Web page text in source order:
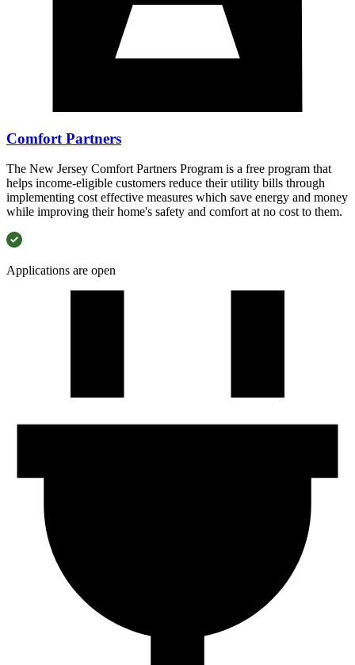
Comfort Partners​​​​‌ ‍ ​‍​‍‌‍ ‌ ​‍‌‍‍‌‌‍‌ ‌‍‍‌‌‍ ‍​‍​‍​ ‍‍​‍​‍‌ ​ ‌‍​‌‌‍ ‍‌‍‍‌‌ ‌​‌ ‍‌​‍ ‍‌‍‍‌‌‍ ​‍​‍​‍ ​​‍​‍‌‍‍​‌ ​‍‌‍‌‌‌‍‌‍​‍​‍​ ‍‍​‍​‍‌‍‍​‌ ‌​‌ ‌​‌ ​​​ ‍‍​‍ ​‍ ‌‍ ​‌‍ ‌‍​ ‌‍​‌‌‍ ​‌‍‍​‌‍ ‌ ​ ‌ ‌​​ ‍‍​ ​ ​ ​ ​ ​ ​ ​ ​‍ ‌‍‍‌‌‍ ‍‌ ‌​‌‍‌‌‌‍ ‍‌ ‌​​‍ ‌‍‌‌‌‍‌​‌‍‍‌‌ ‌​​‍ ‌‍ ‌‌‍ ‌‍‌​‌‍‌‌​ ‌‌ ​​‌ ​‍‌‍‌‌‌ ​ ‌‍‌‌‌‍ ‍‌ ‌​‌‍​‌‌ ‌​‌‍‍‌‌‍ ‌‍ ‍​ ‍ ‌‍‍‌‌‍‌​​ ‌​ ‌‍​ ‌‌‌‍‌​​ ‌‌​ ‌​​ ‌​​ ‍‌​ ‌ ​‍ ‌​ ​‍​ ​‌‌‍‌‌‌‍‌​​‍ ‌​ ‌​​ ​ ​ ​‍​ ‌​​‍ ‌‌‍​‌​ ​‌‌‍​ ‌‍​‌​‍ ‌‌‍​‍‌‍‌‍​ ​​‌‍​ ​ ‍​‌‍​ ‌‍​‌​ ‌‍‌‍‌‍​ ‌​‌‍​‍‌‍‌‌​ ‍ ‌ ‌​‌ ‍‌‌ ​​‌‍‌‌​ ‌‌ ​​‌ ​‍‌‍ ‌‍‌ ‌ ​‍‌‍​‌‌‍ ‌​ ‍ ‌ ​​‌‍​‌‌ ‌​‌‍‍​​ ‌‌ ‌​‌‍‍‌‌ ‌​‌‍ ​‌‍‌‌​ ‌‍​‍‌‍​‌‌ ​ ‌‍‌‌‌‌‌‌‌ ​‍‌‍ ​​ ‌‌‍‍​‌ ‌​‌ ‌​‌ ​​​‍‌‌​ ​ ‌​​‌​‍‌‌​ ​‍‌​‌‍​‍‌‌​ ​‍‌​‌‍‌‍ ​‌‍ ‌‍​ ‌‍​‌‌‍ ​‌‍‍​‌‍ ‌ ​ ‌ ‌​​‍‌‌​ ​ ‌​​‌​ ​ ​ ​ ​ ​ ​ ​ ​‍‌‍‌‍‍‌‌‍‌​​ ‌​ ‌‍​ ‌‌‌‍‌​​ ‌‌​ ‌​​ ‌​​ ‍‌​ ‌ ​‍ ‌​ ​‍​ ​‌‌‍‌‌‌‍‌​​‍ ‌​ ‌​​ ​ ​ ​‍​ ‌​​‍ ‌‌‍​‌​ ​‌‌‍​ ‌‍​‌​‍ ‌‌‍​‍‌‍‌‍​ ​​‌‍​ ​ ‍​‌‍​ ‌‍​‌​ ‌‍‌‍‌‍​ ‌​‌‍​‍‌‍‌‌​‍‌‍‌ ‌​‌ ‍‌‌ ​​‌‍‌‌​ ‌‌ ​​‌ ​‍‌‍ ‌‍‌ ‌ ​‍‌‍​‌‌‍ ‌​‍‌‍‌ ​​‌‍​‌‌ ‌​‌‍‍​​ ‌‌ ‌​‌‍‍‌‌ ‌​‌‍ ​‌‍‌‌​‍‌‍‌ ​​‌‍‌‌‌ ​‍‌ ​ ‌ ​​‌‍‌‌‌‍​ ‌ ‌​‌‍‍‌‌ ‌‍‌‍‌‌​ ‌‌ ​​‌ ‌‌‌‍​‍‌‍ ​‌‍‍‌‌ ​ ‌‍‍​‌‍‌‌‌‍‌​​‍​‍‌ ‌
The New Jersey Comfort Partners Program is a free program that
helps income-eligible customers reduce their utility bills through
implementing cost effective measures which save energy and money
while improving their home's safety and comfort at no cost to them.​​​​‌ ‍ ​‍​‍‌‍ ‌ ​‍‌‍‍‌‌‍‌ ‌‍‍‌‌‍ ‍​‍​‍​ ‍‍​‍​‍‌ ​ ‌‍​‌‌‍ ‍‌‍‍‌‌ ‌​‌ ‍‌​‍ ‍‌‍‍‌‌‍ ​‍​‍​‍ ​​‍​‍‌‍‍​‌ ​‍‌‍‌‌‌‍‌‍​‍​‍​ ‍‍​‍​‍‌‍‍​‌ ‌​‌ ‌​‌ ​​​ ‍‍​‍ ​‍ ‌‍ ​‌‍ ‌‍​ ‌‍​‌‌‍ ​‌‍‍​‌‍ ‌ ​ ‌ ‌​​ ‍‍​ ​ ​ ​ ​ ​ ​ ​ ​‍ ‌‍‍‌‌‍ ‍‌ ‌​‌‍‌‌‌‍ ‍‌ ‌​​‍ ‌‍‌‌‌‍‌​‌‍‍‌‌ ‌​​‍ ‌‍ ‌‌‍ ‌‍‌​‌‍‌‌​ ‌‌ ​​‌ ​‍‌‍‌‌‌ ​ ‌‍‌‌‌‍ ‍‌ ‌​‌‍​‌‌ ‌​‌‍‍‌‌‍ ‌‍ ‍​ ‍ ‌‍‍‌‌‍‌​​ ‌​ ‌‍​ ‌‌‌‍‌​​ ‌‌​ ‌​​ ‌​​ ‍‌​ ‌ ​‍ ‌​ ​‍​ ​‌‌‍‌‌‌‍‌​​‍ ‌​ ‌​​ ​ ​ ​‍​ ‌​​‍ ‌‌‍​‌​ ​‌‌‍​ ‌‍​‌​‍ ‌‌‍​‍‌‍‌‍​ ​​‌‍​ ​ ‍​‌‍​ ‌‍​‌​ ‌‍‌‍‌‍​ ‌​‌‍​‍‌‍‌‌​ ‍ ‌ ‌​‌ ‍‌‌ ​​‌‍‌‌​ ‌‌ ​​‌ ​‍‌‍ ‌‍‌ ‌ ​‍‌‍​‌‌‍ ‌​ ‍ ‌ ​​‌‍​‌‌ ‌​‌‍‍​​ ‌‌ ​ ‌‍‍​‌‍ ‌ ​‍‌ ‌​‌​‌​‌‍‌‌‌ ​ ‌‍​ ‌ ​‍‌‍‍‌‌ ​​‌ ‌​‌‍‍‌‌‍ ‌‍ ‍​ ‌‍​‍‌‍​‌‌ ​ ‌‍‌‌‌‌‌‌‌ ​‍‌‍ ​​ ‌‌‍‍​‌ ‌​‌ ‌​‌ ​​​‍‌‌​ ​ ‌​​‌​‍‌‌​ ​‍‌​‌‍​‍‌‌​ ​‍‌​‌‍‌‍ ​‌‍ ‌‍​ ‌‍​‌‌‍ ​‌‍‍​‌‍ ‌ ​ ‌ ‌​​‍‌‌​ ​ ‌​​‌​ ​ ​ ​ ​ ​ ​ ​ ​‍‌‍‌‍‍‌‌‍‌​​ ‌​ ‌‍​ ‌‌‌‍‌​​ ‌‌​ ‌​​ ‌​​ ‍‌​ ‌ ​‍ ‌​ ​‍​ ​‌‌‍‌‌‌‍‌​​‍ ‌​ ‌​​ ​ ​ ​‍​ ‌​​‍ ‌‌‍​‌​ ​‌‌‍​ ‌‍​‌​‍ ‌‌‍​‍‌‍‌‍​ ​​‌‍​ ​ ‍​‌‍​ ‌‍​‌​ ‌‍‌‍‌‍​ ‌​‌‍​‍‌‍‌‌​‍‌‍‌ ‌​‌ ‍‌‌ ​​‌‍‌‌​ ‌‌ ​​‌ ​‍‌‍ ‌‍‌ ‌ ​‍‌‍​‌‌‍ ‌​‍‌‍‌ ​​‌‍​‌‌ ‌​‌‍‍​​ ‌‌ ​ ‌‍‍​‌‍ ‌ ​‍‌ ‌​‌​‌​‌‍‌‌‌ ​ ‌‍​ ‌ ​‍‌‍‍‌‌ ​​‌ ‌​‌‍‍‌‌‍ ‌‍ ‍​‍‌‍‌ ​​‌‍‌‌‌ ​‍‌ ​ ‌ ​​‌‍‌‌‌‍​ ‌ ‌​‌‍‍‌‌ ‌‍‌‍‌‌​ ‌‌ ​​‌ ‌‌‌‍​‍‌‍ ​‌‍‍‌‌ ​ ‌‍‍​‌‍‌‌‌‍‌​​‍​‍‌ ‌
Applications are open​​​​‌ ‍ ​‍​‍‌‍ ‌ ​‍‌‍‍‌‌‍‌ ‌‍‍‌‌‍ ‍​‍​‍​ ‍‍​‍​‍‌ ​ ‌‍​‌‌‍ ‍‌‍‍‌‌ ‌​‌ ‍‌​‍ ‍‌‍‍‌‌‍ ​‍​‍​‍ ​​‍​‍‌‍‍​‌ ​‍‌‍‌‌‌‍‌‍​‍​‍​ ‍‍​‍​‍‌‍‍​‌ ‌​‌ ‌​‌ ​​​ ‍‍​‍ ​‍ ‌‍ ​‌‍ ‌‍​ ‌‍​‌‌‍ ​‌‍‍​‌‍ ‌ ​ ‌ ‌​​ ‍‍​ ​ ​ ​ ​ ​ ​ ​ ​‍ ‌‍‍‌‌‍ ‍‌ ‌​‌‍‌‌‌‍ ‍‌ ‌​​‍ ‌‍‌‌‌‍‌​‌‍‍‌‌ ‌​​‍ ‌‍ ‌‌‍ ‌‍‌​‌‍‌‌​ ‌‌ ​​‌ ​‍‌‍‌‌‌ ​ ‌‍‌‌‌‍ ‍‌ ‌​‌‍​‌‌ ‌​‌‍‍‌‌‍ ‌‍ ‍​ ‍ ‌‍‍‌‌‍‌​​ ‌​ ‍‌​ ​​‌‍​ ​ ‌​‌‍​‍​ ‍‌‌‍​‌​ ‌ ​‍ ‌​ ‍​​ ‍​​ ​‌‌‍‌​​‍ ‌​ ‌​​ ​‍​ ​​​ ‍‌​‍ ‌​ ‍​‌‍​‍​ ‌‌‌‍​‍​‍ ‌‌‍‌‍​ ​‌​ ​ ‌‍‌‌​ ‌‍‌‍​ ‌‍‌‍​ ‌ ​ ‍‌‌‍‌‌​ ​ ‌‍​ ​ ‍ ‌ ‌​‌ ‍‌‌ ​​‌‍‌‌​ ‌‌ ​​‌ ​‍‌‍ ‌‍‌ ‌ ​‍‌‍​‌‌‍ ‌‌‌​ ‌ ‌​‌‍​‌‌ ‌​‌ ‌‌‌ ​ ​ ‍ ‌ ​​‌‍​‌‌ ‌​‌‍‍​​ ‌‌ ‌​‌‍‍‌‌ ‌​‌‍ ​‌‍‌‌​ ‌‍​‍‌‍​‌‌ ​ ‌‍‌‌‌‌‌‌‌ ​‍‌‍ ​​ ‌‌‍‍​‌ ‌​‌ ‌​‌ ​​​‍‌‌​ ​ ‌​​‌​‍‌‌​ ​‍‌​‌‍​‍‌‌​ ​‍‌​‌‍‌‍ ​‌‍ ‌‍​ ‌‍​‌‌‍ ​‌‍‍​‌‍ ‌ ​ ‌ ‌​​‍‌‌​ ​ ‌​​‌​ ​ ​ ​ ​ ​ ​ ​ ​‍‌‍‌‍‍‌‌‍‌​​ ‌​ ‍‌​ ​​‌‍​ ​ ‌​‌‍​‍​ ‍‌‌‍​‌​ ‌ ​‍ ‌​ ‍​​ ‍​​ ​‌‌‍‌​​‍ ‌​ ‌​​ ​‍​ ​​​ ‍‌​‍ ‌​ ‍​‌‍​‍​ ‌‌‌‍​‍​‍ ‌‌‍‌‍​ ​‌​ ​ ‌‍‌‌​ ‌‍‌‍​ ‌‍‌‍​ ‌ ​ ‍‌‌‍‌‌​ ​ ‌‍​ ​‍‌‍‌ ‌​‌ ‍‌‌ ​​‌‍‌‌​ ‌‌ ​​‌ ​‍‌‍ ‌‍‌ ‌ ​‍‌‍​‌‌‍ ‌‌‌​ ‌ ‌​‌‍​‌‌ ‌​‌ ‌‌‌ ​ ​‍‌‍‌ ​​‌‍​‌‌ ‌​‌‍‍​​ ‌‌ ‌​‌‍‍‌‌ ‌​‌‍ ​‌‍‌‌​‍‌‍‌ ​​‌‍‌‌‌ ​‍‌ ​ ‌ ​​‌‍‌‌‌‍​ ‌ ‌​‌‍‍‌‌ ‌‍‌‍‌‌​ ‌‌ ​​‌ ‌‌‌‍​‍‌‍ ​‌‍‍‌‌ ​ ‌‍‍​‌‍‌‌‌‍‌​​‍​‍‌ ‌